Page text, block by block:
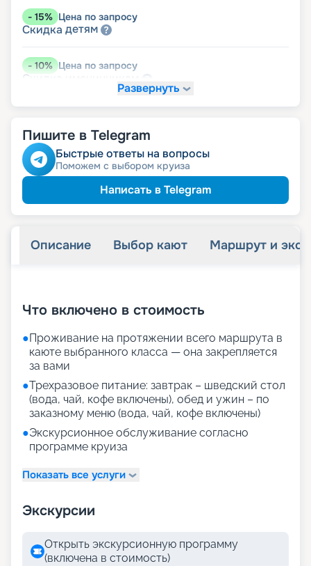
- 15% Цена по запросу
Скидка детям
-10% Цена по запросу
Скидка
Скидка на юбилей свадьбы, кратный 5-ти
-5% Цена по запросу
Скидкапенсионерам
Развернуть
Пишите в Telegram
Быстрые ответы на вопросы
Поможем с выбором круиза
Написать в Telegram
Описание Выбор кают Маршрут и
Что включено в стоимость
●Проживание на протяжении всего маршрута в
каюте выбранного класса — она закрепляется
за вами
●Трехразовое питание: завтрак – шведский стол
(вода, чай, кофе включены), обед и ужин – по
заказному меню (вода, чай, кофе включены)
●Экскурсионное обслуживание согласно
программе круиза
Показать все услуги
Экскурсии
Открыть экскурсионную программу
(включена в стоимость)